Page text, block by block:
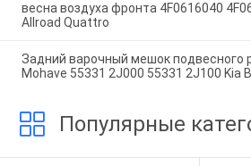
весна воздуха фронта 4F0616040
Allroad Quattro
Задний варочный мешок подвесного
Mohave 55331 2J000 55331 2J100 Kia
Популярные